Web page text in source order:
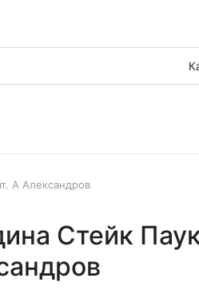
А Александров
Стейк